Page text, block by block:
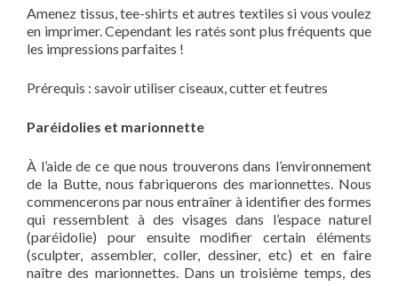
Amenez tissus, tee-shirts et autres textiles si vous voulez
en imprimer. Cependant les ratés sont plus fréquents que
les impressions parfaites !
Prérequis : savoir utiliser ciseaux, cutter et feutres
Paréidolies et marionnette
À l’aide de ce que nous trouverons dans l’environnement
de la Butte, nous fabriquerons des marionnettes. Nous
commencerons par nous entraîner à identifier des formes
qui ressemblent à des visages dans l’espace naturel
(paréidolie) pour ensuite modifier certain éléments
(sculpter, assembler, coller, dessiner, etc) et en faire
naître des marionnettes. Dans un troisième temps, des